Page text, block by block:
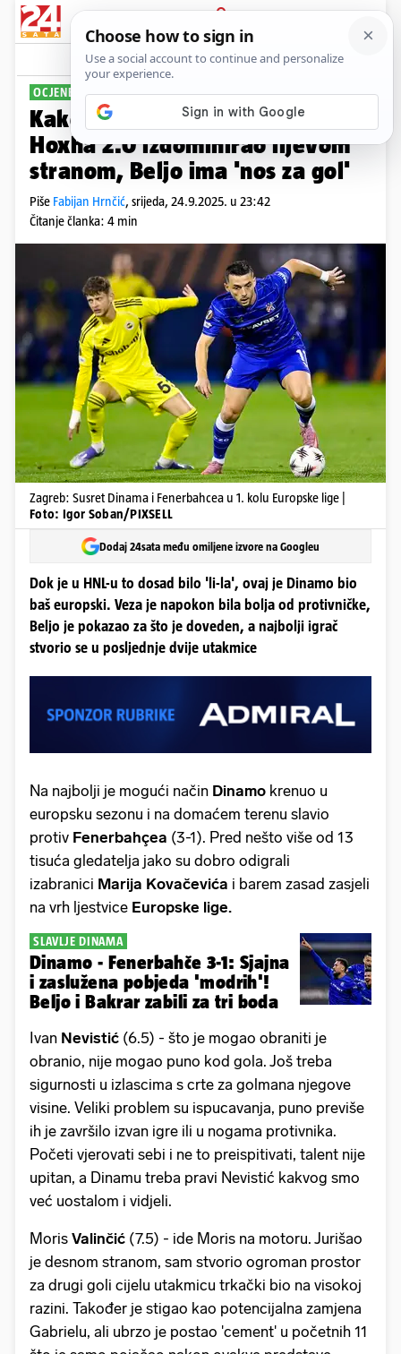
PRIJAVA
Sport Komentari
OCJENE IGRAČA
Kako su igrali dinamovci?
Hoxha 2.0 izdominirao lijevom
stranom, Beljo ima 'nos za gol'
Piše Fabijan Hrnčić, srijeda, 24.9.2025. u 23:42
Čitanje članka: 4 min
Zagreb: Susret Dinama i Fenerbahcea u 1. kolu Europske lige |
Foto: Igor Soban/PIXSELL
Dodaj 24sata među omiljene izvore na Googleu
Dok je u HNL-u to dosad bilo 'li-la', ovaj je Dinamo bio
baš europski. Veza je napokon bila bolja od protivničke,
Beljo je pokazao za što je doveden, a najbolji igrač
stvorio se u posljednje dvije utakmice
Na najbolji je mogući način Dinamo krenuo u
europsku sezonu i na domaćem terenu slavio
protiv Fenerbahçea (3-1). Pred nešto više od 13
tisuća gledatelja jako su dobro odigrali
izabranici Marija Kovačevića i barem zasad zasjeli
na vrh ljestvice Europske lige.
SLAVLJE DINAMA
Dinamo - Fenerbahče 3-1: Sjajna
i zaslužena pobjeda 'modrih'!
Beljo i Bakrar zabili za tri boda
Ivan Nevistić (6.5) - što je mogao obraniti je
obranio, nije mogao puno kod gola. Još treba
sigurnosti u izlascima s crte za golmana njegove
visine. Veliki problem su ispucavanja, puno previše
ih je završilo izvan igre ili u nogama protivnika.
Početi vjerovati sebi i ne to preispitivati, talent nije
upitan, a Dinamu treba pravi Nevistić kakvog smo
već uostalom i vidjeli.
Moris Valinčić (7.5) - ide Moris na motoru. Jurišao
je desnom stranom, sam stvorio ogroman prostor
za drugi goli cijelu utakmicu trkački bio na visokoj
razini. Također je stigao kao potencijalna zamjena
Gabrielu, ali ubrzo je postao 'cement' u početnih 11